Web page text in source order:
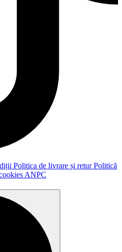
Politica de livrare și returPolitică
ANPC